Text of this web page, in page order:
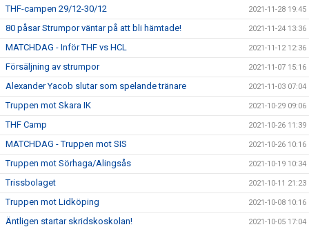
THF-campen 29/12-30/12 2021-11-28 19:45
80 påsar Strumpor väntar på att bli hämtade! 2021-11-24 13:36
MATCHDAG - Inför THF vs HCL 2021-11-12 12:36
Försäljning av strumpor 2021-11-07 15:16
Alexander Yacob slutar som spelande tränare 2021-11-03 07:04
Truppen mot Skara IK 2021-10-29 09:06
THF Camp 2021-10-26 11:39
MATCHDAG - Truppen mot SIS 2021-10-26 10:16
Truppen mot Sörhaga/Alingsås 2021-10-19 10:34
Trissbolaget 2021-10-11 21:23
Truppen mot Lidköping 2021-10-08 10:16
Äntligen startar skridskoskolan! 2021-10-05 17:04